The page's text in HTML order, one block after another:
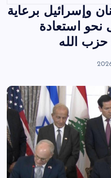
وإسرائيل برعاية
نحو استعادة
حزب الله